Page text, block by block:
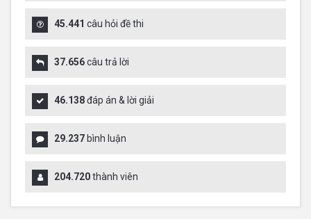
45.441 câu hỏi đề thi
37.656câu trả lời
46.138đáp án & lời giải
29.237 bình luận
204.720thành viên